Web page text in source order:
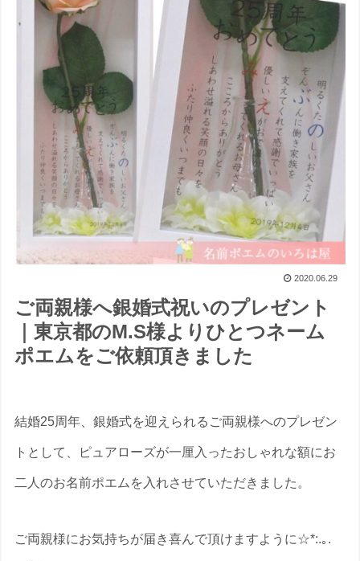
2020.06.29
ご両親様へ銀婚式祝いのプレゼント
｜東京都のM.S様よりひとつネーム
ポエムをご依頼頂きました
結婚25周年、銀婚式を迎えられるご両親様へのプレゼン
トとして、ピュアローズが一厘入ったおしゃれな額にお
二人のお名前ポエムを入れさせていただきました。
ご両親様にお気持ちが届き喜んで頂けますように☆*:.｡.